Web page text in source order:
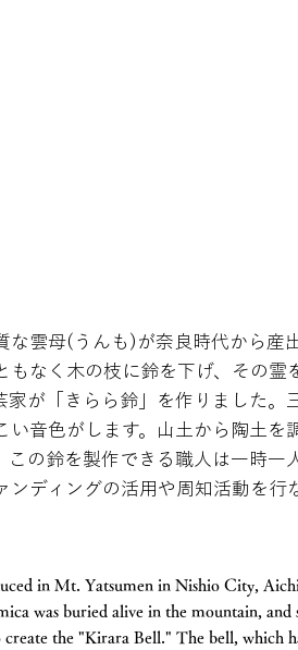
な雲母(うんも)が奈良時代から産
もなく木の枝に鈴を下げ、その霊
家が「きらら鈴」を作りました。
い音色がします。山土から陶土を
の鈴を製作できる職人は一時一
ンディングの活用や周知活動を行
in Mt. Yatsumen in Nishio City,
was buried alive in the mountain, and
the "Kirara Bell." The bell, which